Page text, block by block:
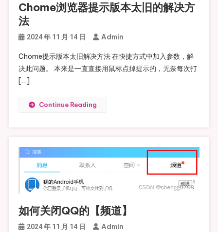
Chome浏览器提示版本太旧的解决方
法
2024 年 11 月 14 日 Admin
Chome提示版本太旧解决方法 在快捷方式中加入参数，解
决此问题。 本来是一直直接用鼠标点掉提示的，无奈每次打
[…]
Continue Reading
如何关闭QQ的【频道】
2024 年 11 月 14 日 Admin